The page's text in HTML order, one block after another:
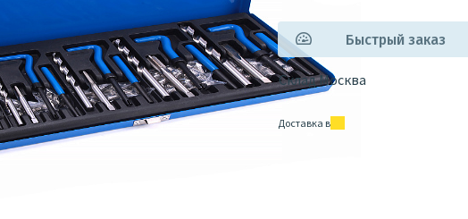
Быстрый заказ
Склад Москва
Доставка в